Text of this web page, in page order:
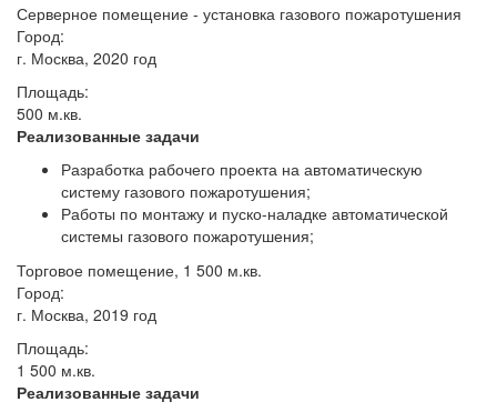
Серверное помещение - установка газового пожаротушения
Город:
г. Москва, 2020 год
Площадь:
500 м.кв.
Реализованные задачи
Разработка рабочего проекта на автоматическую
систему газового пожаротушения;
Работы по монтажу и пуско-наладке автоматической
системы газового пожаротушения;
Торговое помещение, 1 500 м.кв.
Город:
г. Москва, 2019 год
Площадь:
1 500 м.кв.
Реализованные задачи